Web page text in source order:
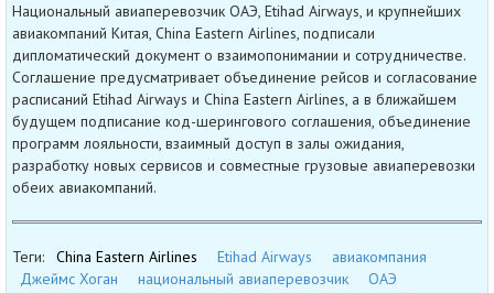
Национальный авиаперевозчик ОАЭ, Etihad Airways, и крупнейших
авиакомпаний Китая, China Eastern Airlines, подписали
дипломатический документ о взаимопонимании и сотрудничестве.
Соглашение предусматривает объединение рейсов и согласование
расписаний Etihad Airways и China Eastern Airlines, а в ближайшем
будущем подписание код-шерингового соглашения, объединение
программ лояльности, взаимный доступ в залы ожидания,
разработку новых сервисов и совместные грузовые авиаперевозки
обеих авиакомпаний.
Теги: China Eastern Airlines Etihad Airways
авиакомпания
Джеймс Хоган
национальный авиаперевозчик
ОАЭ